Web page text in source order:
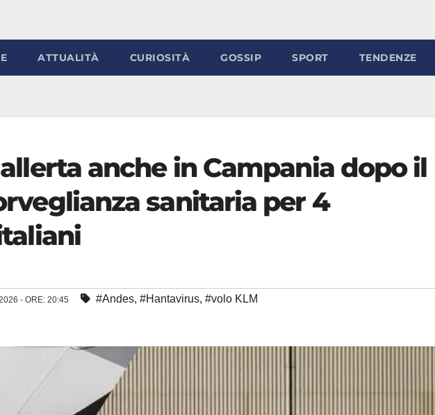
ATTUALITÀ CURIOSITÀ GOSSIP SPORT TENDENZE
anche in Campania dopo il
sanitaria per 4
- ORE: 20:45 #Andes, #Hantavirus, #volo KLM